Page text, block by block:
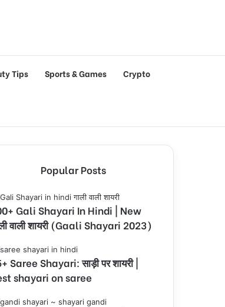
Tips Sports & Games Crypto
Popular Posts
Gali Shayari In Hindi | New
वाली शायरी (Gaali Shayari 2023)
Saree Shayari: साड़ी पर शायरी |
shayari on saree